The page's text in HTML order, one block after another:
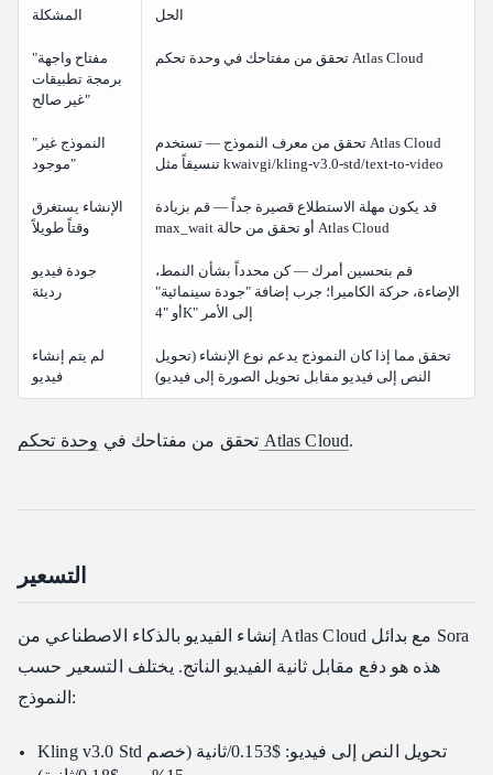
المشكلة الحل
"مفتاح واجهة
برمجة تطبيقات
غير صالح"
تحقق من مفتاحك في وحدة تحكم Atlas Cloud
"النموذج غير
موجود"
تحقق من معرف النموذج — تستخدم Atlas Cloud
تنسيقاً مثل kwaivgi/kling-v3.0-std/text-to-video
الإنشاء يستغرق
وقتاً طويلاً
قد يكون مهلة الاستطلاع قصيرة جداً — قم بزيادة
max_wait أو تحقق من حالة Atlas Cloud
جودة فيديو
رديئة
قم بتحسين أمرك — كن محدداً بشأن النمط،
الإضاءة، حركة الكاميرا؛ جرب إضافة "جودة سينمائية"
أو "4K" إلى الأمر
لم يتم إنشاء
فيديو
تحقق مما إذا كان النموذج يدعم نوع الإنشاء (تحويل
النص إلى فيديو مقابل تحويل الصورة إلى فيديو)
تحقق من مفتاحك في وحدة تحكم Atlas Cloud.
التسعير
إنشاء الفيديو بالذكاء الاصطناعي من Atlas Cloud مع بدائل Sora
هذه هو دفع مقابل ثانية الفيديو الناتج. يختلف التسعير حسب
النموذج:
Kling v3.0 Std تحويل النص إلى فيديو: $0.153/ثانية (خصم